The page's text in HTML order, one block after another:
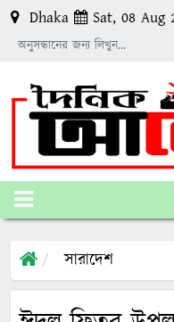
Dhaka Sat, 08 Aug
সারাদেশ